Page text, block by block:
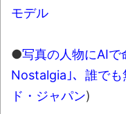
モデル
●写真の人物にAIで
Nostalgia｣、誰で
ド・ジャパン)